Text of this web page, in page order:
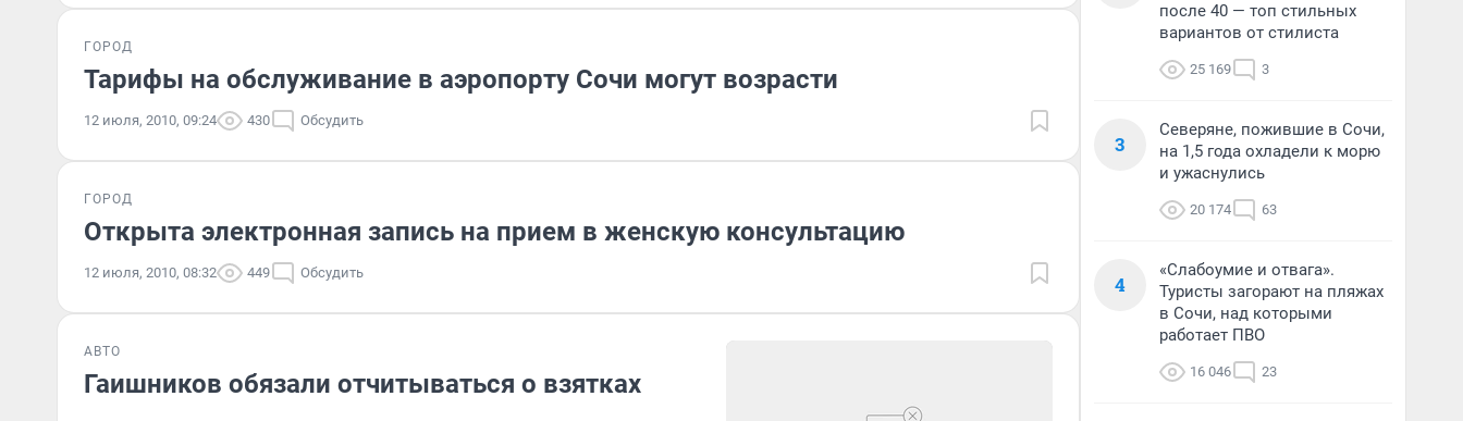
ГОРОД
Тарифы на обслуживание в аэропорту Сочи могут возрасти
12 июля, 2010, 09:24 430 Обсудить
ГОРОД
Открыта электронная запись на прием в женскую консультацию
12 июля, 2010, 08:32 449 Обсудить
АВТО
Гаишников обязали отчитываться о взятках
после 40 — топ стильных
вариантов от стилиста
25 169 3
3
Северяне, пожившие в Сочи,
на 1,5 года охладели к морю
и ужаснулись
20 174 63
4
«Слабоумие и отвага».
Туристы загорают на пляжах
в Сочи, над которыми
работает ПВО
16 046 23